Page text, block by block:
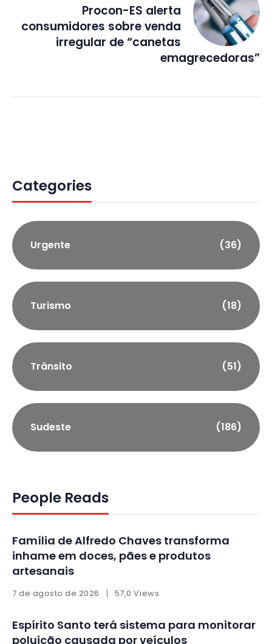
Procon-ES alerta
consumidores sobre venda
irregular de “canetas
emagrecedoras”
Categories
Urgente (36)
Turismo (18)
Trânsito (51)
Sudeste (186)
People Reads
Família de Alfredo Chaves transforma
inhame em doces, pães e produtos
artesanais
7 de agosto de 2026 57,0 Views
Espírito Santo terá sistema para monitorar
poluição causada por veículos